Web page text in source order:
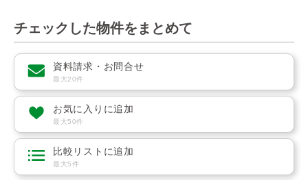
チェックした物件をまとめて
資料請求・お問合せ
最大20件
お気に入りに追加
最大50件
比較リストに追加
最大5件